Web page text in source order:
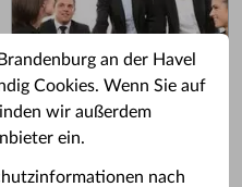
an der Havel
Cookies. Wenn Sie auf
wir außerdem
ein.
nach